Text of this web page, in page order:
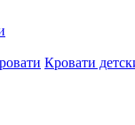
Кровати